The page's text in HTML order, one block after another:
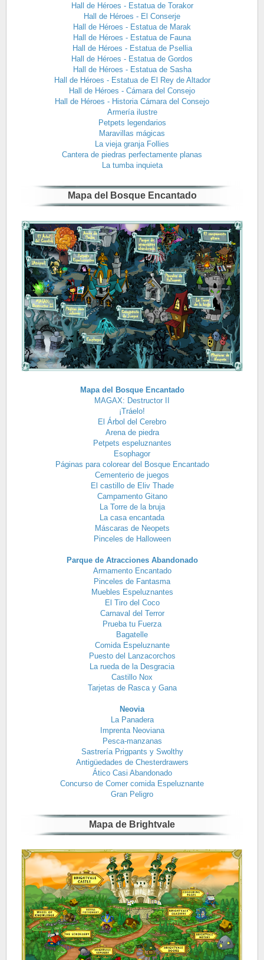
Hall de Héroes - Estatua de Torakor
Hall de Héroes - El Conserje
Hall de Héroes - Estatua de Marak
Hall de Héroes - Estatua de Fauna
Hall de Héroes - Estatua de Psellia
Hall de Héroes - Estatua de Gordos
Hall de Héroes - Estatua de Sasha
Hall de Héroes - Estatua de El Rey de Altador
Hall de Héroes - Cámara del Consejo
Hall de Héroes - Historia Cámara del Consejo
Armería ilustre
Petpets legendarios
Maravillas mágicas
La vieja granja Follies
Cantera de piedras perfectamente planas
La tumba inquieta
Mapa del Bosque Encantado
Mapa del Bosque Encantado
MAGAX: Destructor II
¡Tráelo!
El Árbol del Cerebro
Arena de piedra
Petpets espeluznantes
Esophagor
Páginas para colorear del Bosque Encantado
Cementerio de juegos
El castillo de Eliv Thade
Campamento Gitano
La Torre de la bruja
La casa encantada
Máscaras de Neopets
Pinceles de Halloween
Parque de Atracciones Abandonado
Armamento Encantado
Pinceles de Fantasma
Muebles Espeluznantes
El Tiro del Coco
Carnaval del Terror
Prueba tu Fuerza
Bagatelle
Comida Espeluznante
Puesto del Lanzacorchos
La rueda de la Desgracia
Castillo Nox
Tarjetas de Rasca y Gana
Neovia
La Panadera
Imprenta Neoviana
Pesca-manzanas
Sastrería Prigpants y Swolthy
Antigüedades de Chesterdrawers
Ático Casi Abandonado
Concurso de Comer comida Espeluznante
Gran Peligro
Mapa de Brightvale